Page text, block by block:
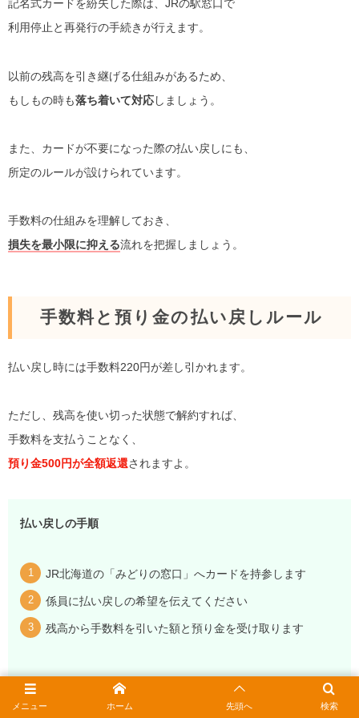
記名式カードを紛失した際は、JRの駅窓口で
利用停止と再発行の手続きが行えます。
以前の残高を引き継げる仕組みがあるため、
もしもの時も落ち着いて対応しましょう。
また、カードが不要になった際の払い戻しにも、
所定のルールが設けられています。
手数料の仕組みを理解しておき、
損失を最小限に抑える流れを把握しましょう。
手数料と預り金の払い戻しルール
払い戻し時には手数料220円が差し引かれます。
ただし、残高を使い切った状態で解約すれば、
手数料を支払うことなく、
預り金500円が全額返還されますよ。
払い戻しの手順
JR北海道の「みどりの窓口」へカードを持参します
係員に払い戻しの希望を伝えてください
残高から手数料を引いた額と預り金を受け取ります
メニュー 検索
ホーム 先頭へ